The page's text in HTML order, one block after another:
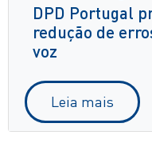
DPD Portugal
redução de
voz
Leia mais